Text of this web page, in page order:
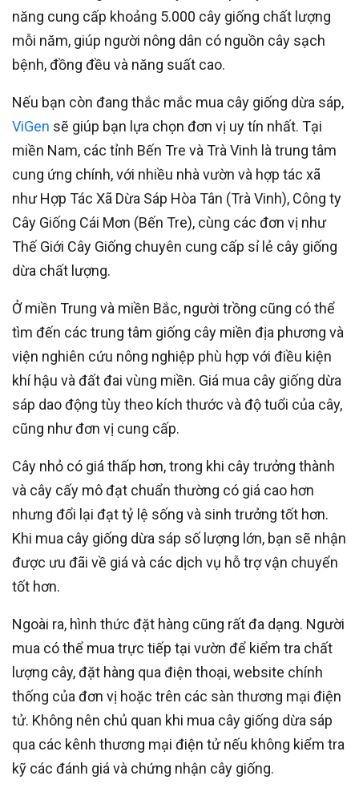
năng cung cấp khoảng 5.000 cây giống chất lượng
mỗi năm, giúp người nông dân có nguồn cây sạch
bệnh, đồng đều và năng suất cao.
Nếu bạn còn đang thắc mắc mua cây giống dừa sáp,
ViGen sẽ giúp bạn lựa chọn đơn vị uy tín nhất. Tại
miền Nam, các tỉnh Bến Tre và Trà Vinh là trung tâm
cung ứng chính, với nhiều nhà vườn và hợp tác xã
như Hợp Tác Xã Dừa Sáp Hòa Tân (Trà Vinh), Công ty
Cây Giống Cái Mơn (Bến Tre), cùng các đơn vị như
Thế Giới Cây Giống chuyên cung cấp sỉ lẻ cây giống
dừa chất lượng.
Ở miền Trung và miền Bắc, người trồng cũng có thể
tìm đến các trung tâm giống cây miền địa phương và
viện nghiên cứu nông nghiệp phù hợp với điều kiện
khí hậu và đất đai vùng miền. Giá mua cây giống dừa
sáp dao động tùy theo kích thước và độ tuổi của cây,
cũng như đơn vị cung cấp.
Cây nhỏ có giá thấp hơn, trong khi cây trưởng thành
và cây cấy mô đạt chuẩn thường có giá cao hơn
nhưng đổi lại đạt tỷ lệ sống và sinh trưởng tốt hơn.
Khi mua cây giống dừa sáp số lượng lớn, bạn sẽ nhận
được ưu đãi về giá và các dịch vụ hỗ trợ vận chuyển
tốt hơn.
Ngoài ra, hình thức đặt hàng cũng rất đa dạng. Người
mua có thể mua trực tiếp tại vườn để kiểm tra chất
lượng cây, đặt hàng qua điện thoại, website chính
thống của đơn vị hoặc trên các sàn thương mại điện
tử. Không nên chủ quan khi mua cây giống dừa sáp
qua các kênh thương mại điện tử nếu không kiểm tra
kỹ các đánh giá và chứng nhận cây giống.